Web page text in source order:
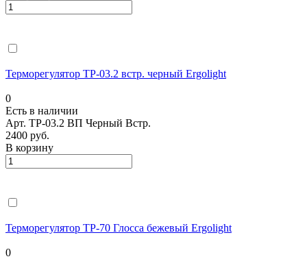
Терморегулятор ТР-03.2 встр. черный Ergolight
0
Есть в наличии
Арт. ТР-03.2 ВП Черный Встр.
2400 руб.
В корзину
Терморегулятор ТР-70 Глосса бежевый Ergolight
0